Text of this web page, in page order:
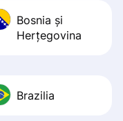
Bosnia şi
Herţegovina
Brazilia